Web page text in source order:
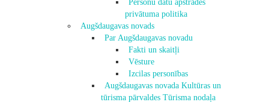
Personu datu apstrādes
privātuma politika
Augšdaugavas novads
Par Augšdaugavas novadu
Fakti un skaitļi
Vēsture
Izcilas personības
Augšdaugavas novada Kultūras un
tūrisma pārvaldes Tūrisma nodaļa